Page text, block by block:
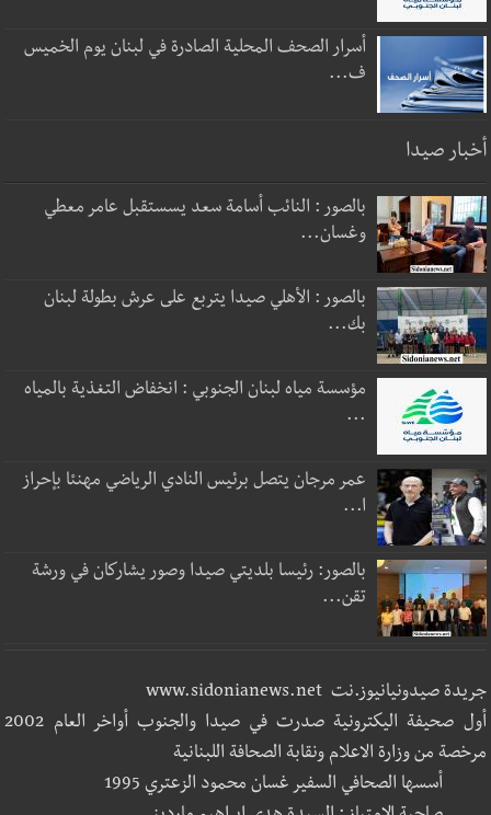
أسرار الصحف المحلية الصادرة في لبنان يوم الخميس
ف...
أخبار صيدا
بالصور : النائب أسامة سعد يسستقبل عامر معطي
وغسان...
بالصور : الأهلي صيدا يتربع على عرش بطولة لبنان
بك...
مؤسسة مياه لبنان الجنوبي : انخفاض التغذية بالمياه
...
عمر مرجان يتصل برئيس النادي الرياضي مهنئا بإحراز
ا...
بالصور: رئيسا بلديتي صيدا وصور يشاركان في ورشة
تقن...
جريدة صيدونيانيوز.نت www.sidonianews.net
أول صحيفة اليكترونية صدرت في صيدا والجنوب أواخر العام 2002
مرخصة من وزارة الاعلام ونقابة الصحافة اللبنانية
أسسها الصحافي السفير غسان محمود الزعتري 1995